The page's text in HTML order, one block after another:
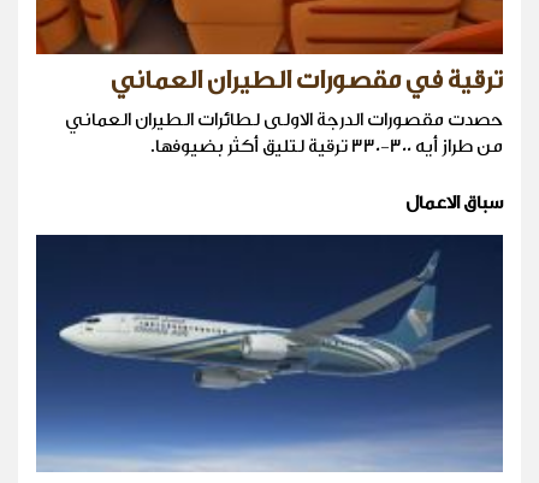
ترقية في مقصورات الطيران العماني
حصدت مقصورات الدرجة الاولى لطائرات الطيران العماني
من طراز أيه 300-330 ترقية لتليق أكثر بضيوفها.
سباق الاعمال